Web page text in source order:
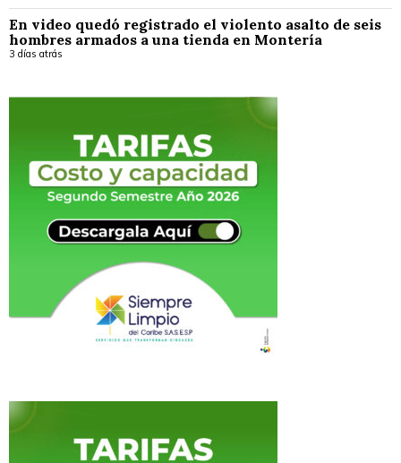
En video quedó registrado el violento asalto de seis
hombres armados a una tienda en Montería
3 días atrás